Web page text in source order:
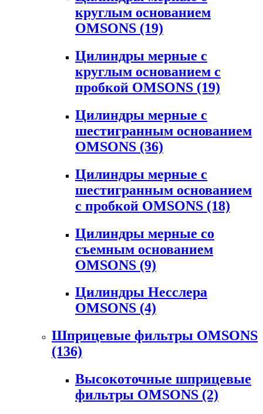
круглым основанием
OMSONS (19)
Цилиндры мерные с
круглым основанием с
пробкой OMSONS (19)
Цилиндры мерные с
шестигранным основанием
OMSONS (36)
Цилиндры мерные с
шестигранным основанием
с пробкой OMSONS (18)
Цилиндры мерные со
съемным основанием
OMSONS (9)
Цилиндры Несслера
OMSONS (4)
Шприцевые фильтры OMSONS
(136)
Высокоточные шприцевые
фильтры OMSONS (2)